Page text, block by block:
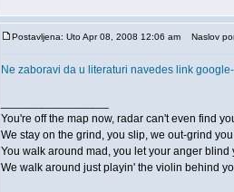
Postavljena: Uto Apr 08, 2008 12:06 am Naslov
Ne zaboravi da u literaturi navedes link
You're off the map now, radar can't even find
We stay on the grind, you slip, we out-grind you
You walk around mad, you let your anger blind
We walk around just playin' the violin behind